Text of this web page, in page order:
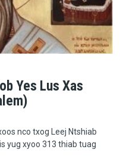
Yes Lus Xas
nco txog Leej Ntshiab
yug xyoo 313 thiab tuag